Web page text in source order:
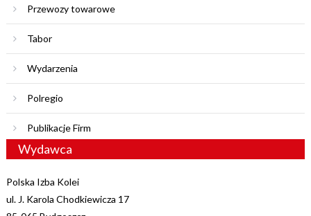
Przewozy towarowe
Tabor
Wydarzenia
Polregio
Publikacje Firm
Wydawca
Polska Izba Kolei
ul. J. Karola Chodkiewicza 17